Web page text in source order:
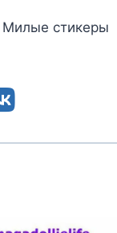
Милые стикеры